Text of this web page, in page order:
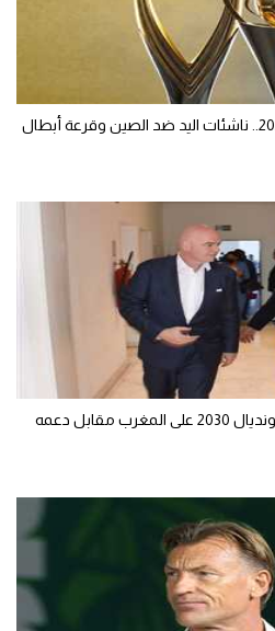
مواعيد الخميس 6 أغسطس 2026.. ناشئات اليد ضد الصين وقرعة أبطال
دعمه